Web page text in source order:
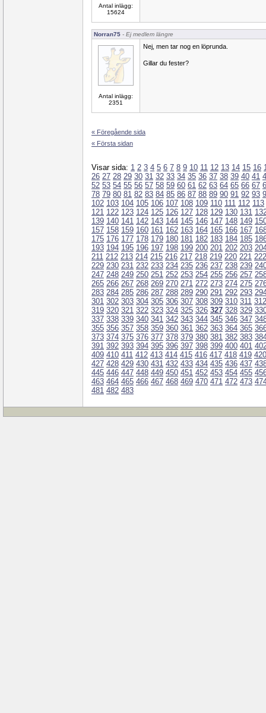
Antal inlägg:
15624
Norran75 - Ej medlem längre
Antal inlägg:
2351
Nej, men tar nog en löprunda.
Gillar du fester?
« Föregående sida
« Första sidan
Visar sida: 1 2 3 4 5 6 7 8 9 10 11 12 13 14 15 16
26 27 28 29 30 31 32 33 34 35 36 37 38 39 40 41
52 53 54 55 56 57 58 59 60 61 62 63 64 65 66 67
78 79 80 81 82 83 84 85 86 87 88 89 90 91 92 93
102 103 104 105 106 107 108 109 110 111 112 113
121 122 123 124 125 126 127 128 129 130 131
139 140 141 142 143 144 145 146 147 148 149
157 158 159 160 161 162 163 164 165 166 167
175 176 177 178 179 180 181 182 183 184 185
193 194 195 196 197 198 199 200 201 202 203
211 212 213 214 215 216 217 218 219 220 221 222
229 230 231 232 233 234 235 236 237 238 239
247 248 249 250 251 252 253 254 255 256 257
265 266 267 268 269 270 271 272 273 274 275
283 284 285 286 287 288 289 290 291 292 293
301 302 303 304 305 306 307 308 309 310 311 312
319 320 321 322 323 324 325 326 327 328 329
337 338 339 340 341 342 343 344 345 346 347
355 356 357 358 359 360 361 362 363 364 365
373 374 375 376 377 378 379 380 381 382 383
391 392 393 394 395 396 397 398 399 400 401
409 410 411 412 413 414 415 416 417 418 419 420
427 428 429 430 431 432 433 434 435 436 437
445 446 447 448 449 450 451 452 453 454 455
463 464 465 466 467 468 469 470 471 472 473
481 482 483